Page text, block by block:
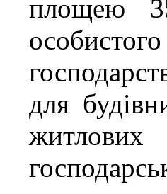
площею
для